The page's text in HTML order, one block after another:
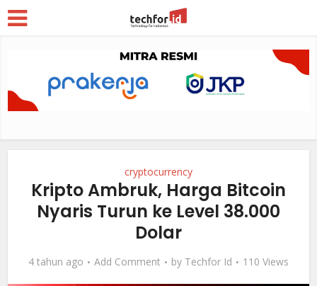
cryptocurrency
Kripto Ambruk, Harga Bitcoin
Nyaris Turun ke Level 38.000
Dolar
4 tahun ago Add Comment by Techfor Id 110 Views